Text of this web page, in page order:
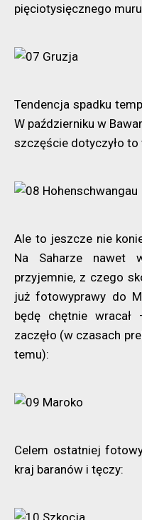
pięciotysięcznego
Tendencja spadku
W październiku w
szczęście dotyczyło to
Ale to jeszcze nie
Na Saharze nawet
przyjemnie, z czego
już fotowyprawy do
będę chętnie
zaczęło (w czasach
temu):
Celem ostatniej
kraj baranów i tęczy: